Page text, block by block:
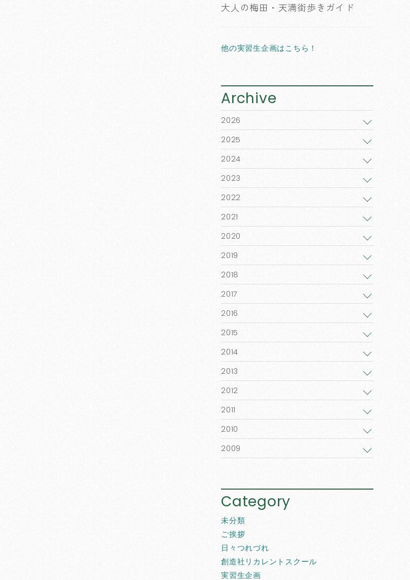
大人の梅田・天満街歩きガイド
他の実習生企画はこちら！
Archive
2026
2025
2024
2023
2022
2021
2020
2019
2018
2017
2016
2015
2014
2013
2012
2011
2010
2009
Category
未分類
ご挨拶
日々つれづれ
創造社リカレントスクール
実習生企画